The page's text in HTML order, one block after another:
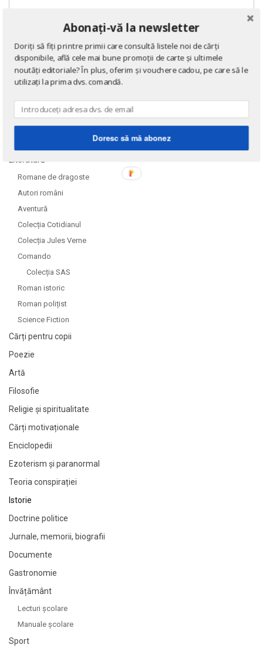
Literatură
Romane de dragoste
Autori români
Aventură
Colecția Cotidianul
Colecția Jules Verne
Comando
Colecția SAS
Roman istoric
Roman polițist
Science Fiction
Cărți pentru copii
Poezie
Artă
Filosofie
Religie și spiritualitate
Cărți motivaționale
Enciclopedii
Ezoterism și paranormal
Teoria conspirației
Istorie
Doctrine politice
Jurnale, memorii, biografii
Documente
Gastronomie
Învățământ
Lecturi şcolare
Manuale şcolare
Sport
Abonați-vă la newsletter
Doriți să fiți printre primii care consultă listele noi de cărți
disponibile, află cele mai bune promoții de carte și ultimele
noutăți editoriale? În plus, oferim și vouchere cadou, pe care să le
utilizați la prima dvs. comandă.
Doresc să mă abonez